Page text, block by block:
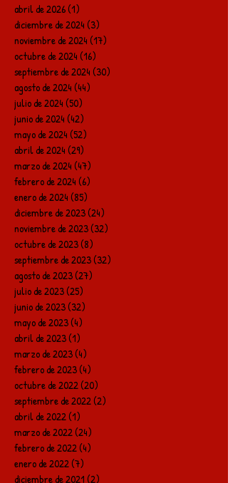
abril de 2026(1)
diciembre de 2024(3)
noviembre de 2024(17)
octubre de 2024(16)
septiembre de 2024(30)
agosto de 2024(44)
julio de 2024(50)
junio de 2024(42)
mayo de 2024(52)
abril de 2024(29)
marzo de 2024(47)
febrero de 2024(6)
enero de 2024(85)
diciembre de 2023(24)
noviembre de 2023(32)
octubre de 2023(8)
septiembre de 2023(32)
agosto de 2023(27)
julio de 2023(25)
junio de 2023(32)
mayo de 2023(4)
abril de 2023(1)
marzo de 2023(4)
febrero de 2023(4)
octubre de 2022(20)
septiembre de 2022(2)
abril de 2022(1)
marzo de 2022(24)
febrero de 2022(4)
enero de 2022(7)
diciembre de 2021(2)